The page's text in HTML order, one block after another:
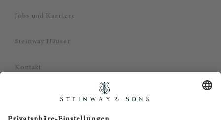
Jobs und Karriere
Steinway Häuser
Kontakt